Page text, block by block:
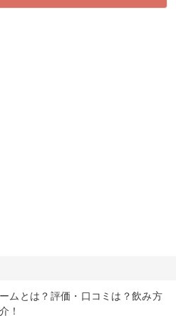
ムとは？評価・口コミは？飲み方
！